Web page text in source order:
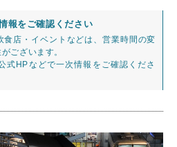
報をご確認ください
食店・イベントなどは、営業時間の変
ございます。
式HPなどで一次情報をご確認くださ